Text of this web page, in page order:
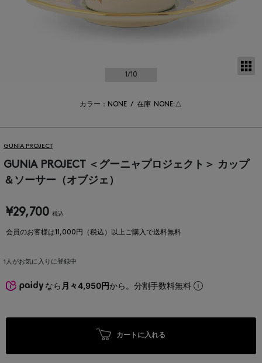
1/10
カラー：NONE / 在庫 NONE:△
GUNIA PROJECT
GUNIA PROJECT ＜グーニャプロジェクト＞ カップ
＆ソーサー（オブジェ）
¥29,700 税込
会員のお客様は11,000円（税込）以上ご購入で送料無料
1 人がお気に入りに登録中
なら 月々4,950円から。分割手数料無料
カートに入れる